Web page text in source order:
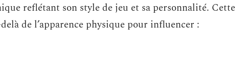
reflétant son style de jeu et sa personnalité. Cette
de l’apparence physique pour influencer :